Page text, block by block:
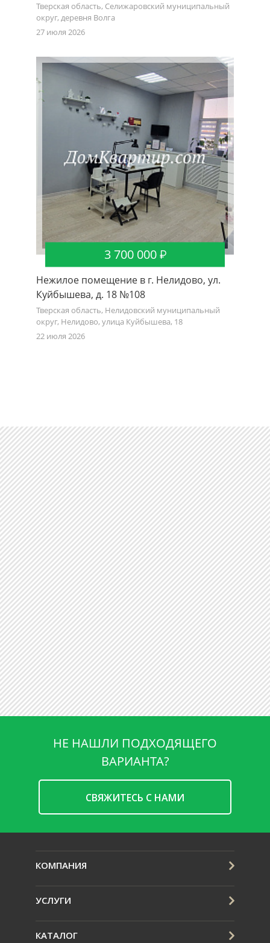
Тверская область, Селижаровский муниципальный
округ, деревня Волга
27 июля 2026
3 700 000
Нежилое помещение в г. Нелидово, ул.
Куйбышева, д. 18 №108
Тверская область, Нелидовский муниципальный
округ, Нелидово, улица Куйбышева, 18
22 июля 2026
НЕ НАШЛИ ПОДХОДЯЩЕГО
ВАРИАНТА?
CВЯЖИТЕСЬ С НАМИ
КОМПАНИЯ
УСЛУГИ
КАТАЛОГ